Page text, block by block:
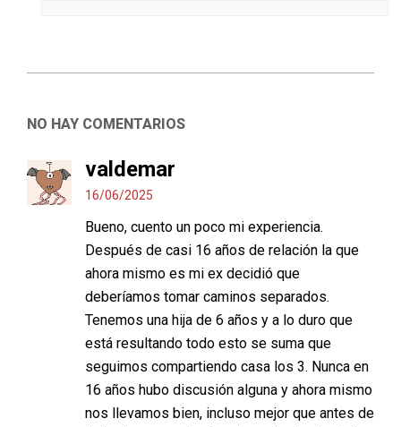
NO HAY COMENTARIOS
valdemar
16/06/2025
Bueno, cuento un poco mi experiencia.
Después de casi 16 años de relación la que
ahora mismo es mi ex decidió que
deberíamos tomar caminos separados.
Tenemos una hija de 6 años y a lo duro que
está resultando todo esto se suma que
seguimos compartiendo casa los 3. Nunca en
16 años hubo discusión alguna y ahora mismo
nos llevamos bien, incluso mejor que antes de